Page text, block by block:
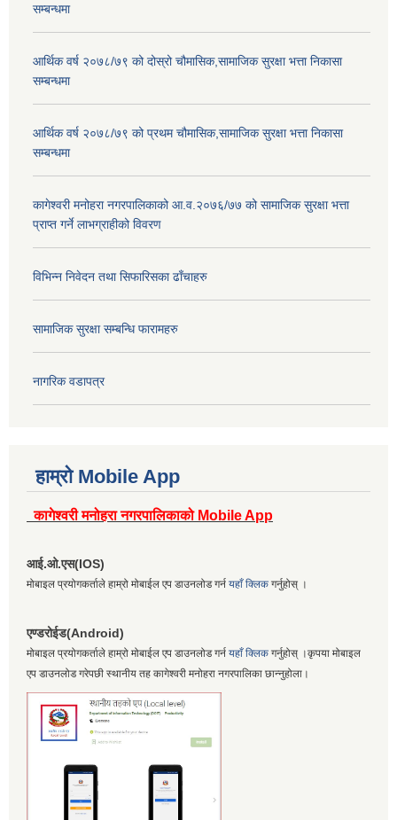
सम्बन्धमा
आर्थिक वर्ष २०७८/७९ को दोस्रो चौमासिक,सामाजिक सुरक्षा भत्ता निकासा
सम्बन्धमा
आर्थिक वर्ष २०७८/७९ को प्रथम चौमासिक,सामाजिक सुरक्षा भत्ता निकासा
सम्बन्धमा
कागेश्वरी मनोहरा नगरपालिकाको आ.व.२०७६/७७ को सामाजिक सुरक्षा भत्ता
प्राप्त गर्ने लाभग्राहीको विवरण
विभिन्न निवेदन तथा सिफारिसका ढाँचाहरु
सामाजिक सुरक्षा सम्बन्धि फारामहरु
नागरिक वडापत्र
हाम्रो Mobile App
कागेश्वरी मनोहरा नगरपालिकाको Mobile App
आई.ओ.एस(IOS)
मोबाइल प्रयोगकर्ताले हाम्रो मोबाईल एप डाउनलोड गर्न यहाँ क्लिक गर्नुहोस् ।
एण्डरोईड(Android)
मोबाइल प्रयोगकर्ताले हाम्रो मोबाईल एप डाउनलोड गर्न यहाँ क्लिक गर्नुहोस् ।कृपया मोबाइल
एप डाउनलोड गरेपछी स्थानीय तह कागेश्वरी मनोहरा नगरपालिका छान्नुहोला।